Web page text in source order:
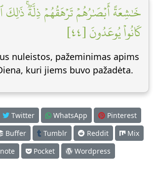
خَٰشِعَةً أَبۡصَٰرُهُمۡ تَرۡهَقُهُمۡ ذِلَّةٞۚ ذَٰلِكَ
كَانُواْ يُوعَدُونَ [٤٤]
nuleistos, pažeminimas apims
kuri jiems buvo pažadėta.
Twitter WhatsApp
Pinterest
Buffer Tumblr Reddit
Mix
Pocket Wordpress